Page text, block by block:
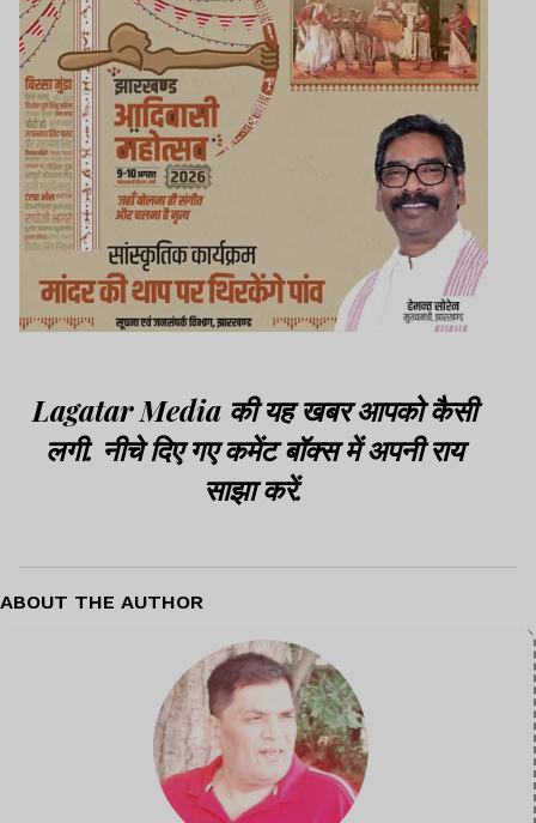
Lagatar Media की यह खबर आपको कैसी
लगी. नीचे दिए गए कमेंट बॉक्स में अपनी राय
साझा करें.
ABOUT THE AUTHOR